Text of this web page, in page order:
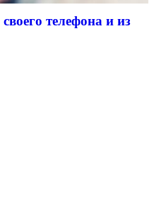
телефона и из